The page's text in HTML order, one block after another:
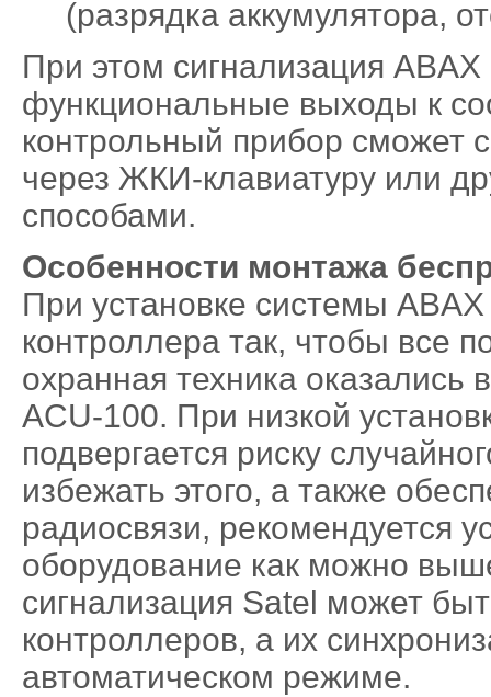
(разрядка аккумулятора,
При этом сигнализация
функциональные выходы к
контрольный прибор сможет
через ЖКИ-клавиатуру или
способами.
Особенности монтажа
При установке системы
контроллера так, чтобы все
охранная техника оказались
ACU-100. При низкой
подвергается риску
избежать этого, а также
радиосвязи, рекомендуется
оборудование как можно
сигнализация Satel может
контроллеров, а их
автоматическом режиме.